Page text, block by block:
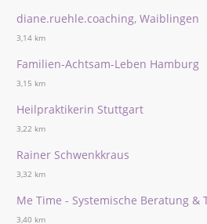
diane.ruehle.coaching, Waiblingen
3,14 km
Familien-Achtsam-Leben Hamburg
3,15 km
Heilpraktikerin Stuttgart
3,22 km
Rainer Schwenkkraus
3,32 km
Me Time - Systemische Beratung
3,40 km